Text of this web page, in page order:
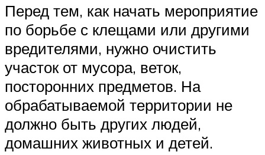
Перед тем, как начать мероприятие
по борьбе с клещами или другими
вредителями, нужно очистить
участок от мусора, веток,
посторонних предметов. На
обрабатываемой территории не
должно быть других людей,
домашних животных и детей.